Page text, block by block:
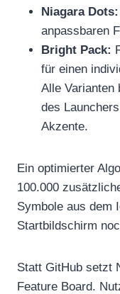
Niagara Dots:
anpassbaren
Bright Pack:
für einen
Alle Varianten
des
Akzente.
Ein optimierter
100.000
Symbole aus dem
Startbildschirm
Statt GitHub setzt
Feature Board.